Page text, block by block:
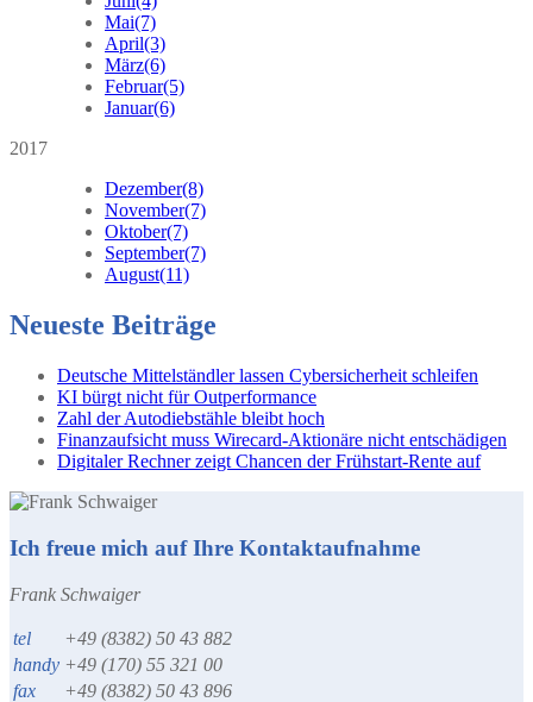
Mai(7)
April(3)
März(6)
Februar(5)
Januar(6)
2017
Dezember(8)
November(7)
Oktober(7)
September(7)
August(11)
Neueste Beiträge
Deutsche Mittelständler lassen Cybersicherheit schleifen
KI bürgt nicht für Outperformance
Zahl der Autodiebstähle bleibt hoch
Finanzaufsicht muss Wirecard-Aktionäre nicht entschädigen
Digitaler Rechner zeigt Chancen der Frühstart-Rente auf
Ich freue mich auf Ihre Kontaktaufnahme
Frank Schwaiger
tel
+49 (8382) 50 43 882
handy +49 (170) 55 321 00
fax
+49 (8382) 50 43 896